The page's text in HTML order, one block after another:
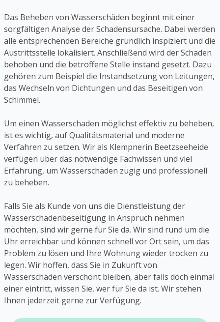
Das Beheben von Wasserschäden beginnt mit einer
sorgfältigen Analyse der Schadensursache. Dabei werden
alle entsprechenden Bereiche gründlich inspiziert und die
Austrittsstelle lokalisiert. Anschließend wird der Schaden
behoben und die betroffene Stelle instand gesetzt. Dazu
gehören zum Beispiel die Instandsetzung von Leitungen,
das Wechseln von Dichtungen und das Beseitigen von
Schimmel.
Um einen Wasserschaden möglichst effektiv zu beheben,
ist es wichtig, auf Qualitätsmaterial und moderne
Verfahren zu setzen. Wir als Klempnerin Beetzseeheide
verfügen über das notwendige Fachwissen und viel
Erfahrung, um Wasserschäden zügig und professionell
zu beheben.
Falls Sie als Kunde von uns die Dienstleistung der
Wasserschadenbeseitigung in Anspruch nehmen
möchten, sind wir gerne für Sie da. Wir sind rund um die
Uhr erreichbar und können schnell vor Ort sein, um das
Problem zu lösen und Ihre Wohnung wieder trocken zu
legen. Wir hoffen, dass Sie in Zukunft von
Wasserschäden verschont bleiben, aber falls doch einmal
einer eintritt, wissen Sie, wer für Sie da ist. Wir stehen
Ihnen jederzeit gerne zur Verfügung.